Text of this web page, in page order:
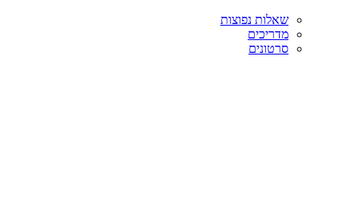
שאלות נפוצות
מדריכים
סרטונים